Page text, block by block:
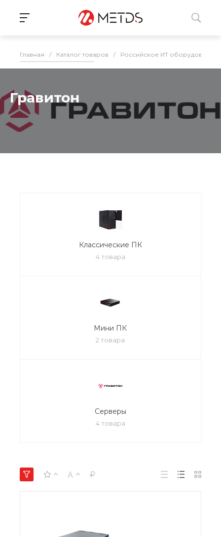
Главная / Каталог товаров / Российское ИТ оборудование
Гравитон
Классические ПК
4 товара
Мини ПК
2 товара
Серверы
4 товара